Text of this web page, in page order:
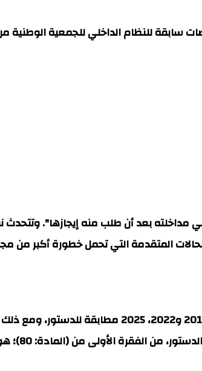
للنظام الداخلي للجمعية
مداخلته بعد أن طلب منه إيجازها".
المتقدمة التي تحمل خطورة أكبر من
التفسير الوحيد لكون المجلس الذي اعتبر هذه المادة التي عرضت
الأولى من (المادة: 80)؛ هو أن يكون قد قدر: